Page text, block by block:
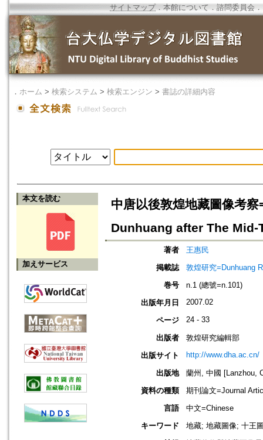
サイトマップ．本館について ． 諮問委員会 ．
． ホーム > 検索システム > 検索エンジン > 書誌の詳細内容
本文を読む
加えサービス
中唐以後敦煌地藏圖像考
Dunhuang after The Mid-
著者
王惠民
掲載誌
敦煌研究=Dunhuang
巻号
n.1 (總號=n.101)
出版年月日
2007.02
ページ 24 - 33
出版者
敦煌研究編輯部
出版サイト
http://www.dha.ac.cn/
出版地
蘭州, 中國 [Lanzhou,
資料の種類
期刊論文=Journal
言語
中文=Chinese
キーワード
地藏; 地藏圖像; 十王